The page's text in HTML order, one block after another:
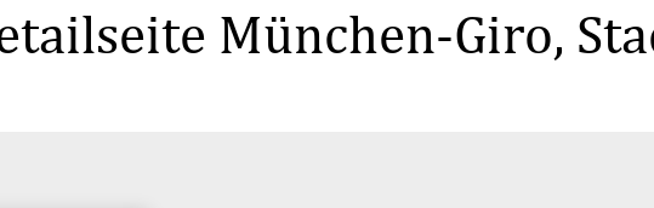
München-Giro,